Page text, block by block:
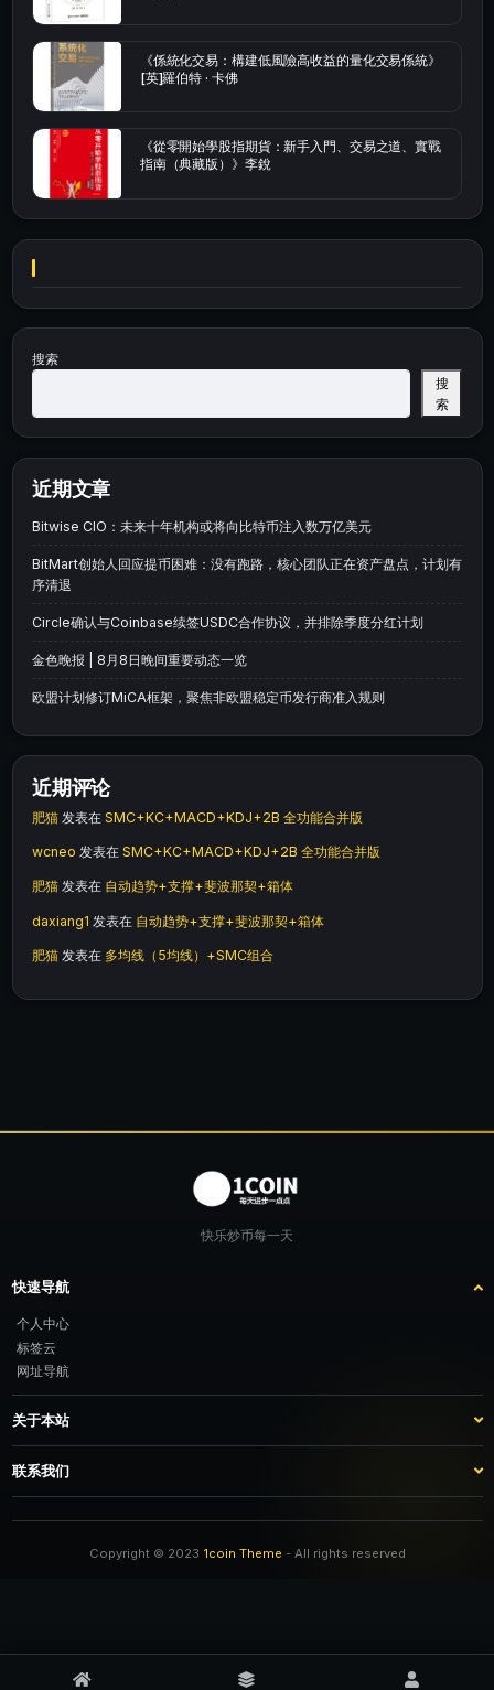
《係統化交易：構建低風險高收益的量化交易係統》
[英]羅伯特 · 卡佛
《從零開始學股指期貨：新手入門、交易之道、實戰
指南（典藏版）》李銳
搜索
搜
索
近期文章
Bitwise CIO：未来十年机构或将向比特币注入数万亿美元
BitMart创始人回应提币困难：没有跑路，核心团队正在资产盘点，计划有
序清退
Circle确认与Coinbase续签USDC合作协议，并排除季度分红计划
金色晚报 | 8月8日晚间重要动态一览
欧盟计划修订MiCA框架，聚焦非欧盟稳定币发行商准入规则
近期评论
肥猫 发表在 SMC+KC+MACD+KDJ+2B 全功能合并版
wcneo 发表在 SMC+KC+MACD+KDJ+2B 全功能合并版
肥猫 发表在 自动趋势+支撑+斐波那契+箱体
daxiang1 发表在 自动趋势+支撑+斐波那契+箱体
肥猫 发表在 多均线（5均线）+SMC组合
快乐炒币每一天
快速导航
个人中心
标签云
网址导航
关于本站
站点介绍
客服咨询
推广计划
联系我们
TG：@feimao2024 QQ：3261605442 微信：moto001com 新浪微博：三
Copyright © 2023 1coin Theme - All rights reserved